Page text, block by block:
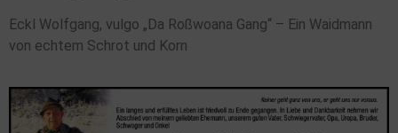
Eckl Wolfgang, vulgo „Da Roßwoana Gang“ – Ein Waidmann
von echtem Schrot und Korn